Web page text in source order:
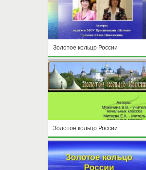
Золотое кольцо России
Золотое кольцо России